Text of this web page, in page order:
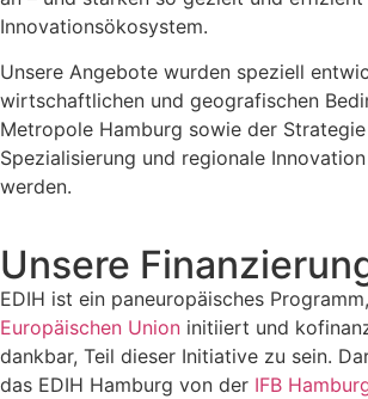
Innovationsökosystem.
Unsere Angebote wurden speziell
wirtschaftlichen und geografischen
Metropole Hamburg sowie der
Spezialisierung und regionale
werden.
Unsere
EDIH ist ein paneuropäisches
Europäischen Union initiiert und
dankbar, Teil dieser Initiative zu sein.
das EDIH Hamburg von der IFB